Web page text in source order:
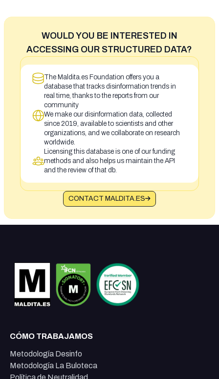
WOULD YOU BE INTERESTED IN
ACCESSING OUR STRUCTURED DATA?
The Maldita.es Foundation offers you a
database that tracks disinformation trends in
real time, thanks to the reports from our
community
We make our disinformation data, collected
since 2019, available to scientists and other
organizations, and we collaborate on research
worldwide.
Licensing this database is one of our funding
methods and also helps us maintain the API
and the review of that db.
CONTACT MALDITA.ES
CÓMO TRABAJAMOS
Metodología Desinfo
Metodología La Buloteca
Política de Neutralidad